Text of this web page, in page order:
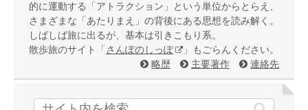
的に運動する「アトラクション」という単位からとらえ、
さまざまな「あたりまえ」の背後にある思想を読み解く。
しばしば旅に出るが、基本は引きこもり系。
散歩旅のサイト「 さんぽのしっぽ
」もごらんください。
略歴
主要著作 連絡先